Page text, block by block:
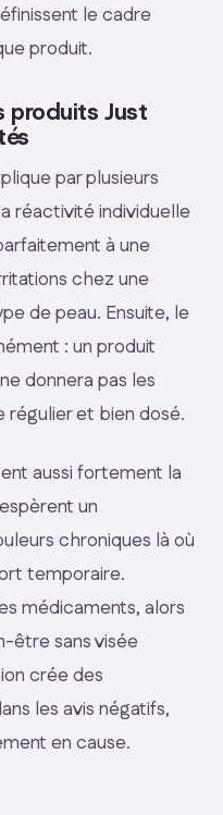
le cadre
produit.
produits Just
par plusieurs
réactivité individuelle
à une
chez une
de peau. Ensuite, le
: un produit
donnera pas les
régulier et bien dosé.
aussi fortement la
un
chroniques là où
temporaire.
médicaments, alors
être sans visée
crée des
les avis négatifs,
en cause.